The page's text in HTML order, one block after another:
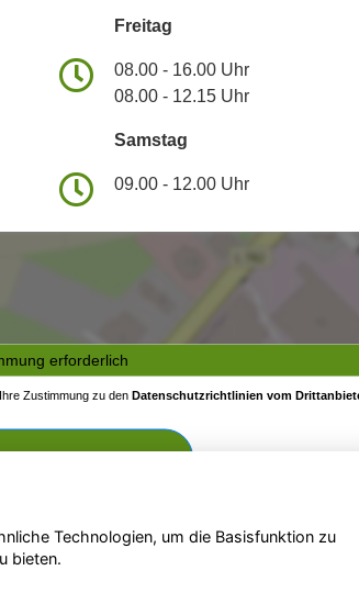
Freitag
08.00 - 16.00 Uhr
08.00 - 12.15 Uhr
Samstag
09.00 - 12.00 Uhr
erforderlich
Zustimmung zu den Datenschutzrichtlinien vom
und aktivieren
Technologien, um die Basisfunktion zu
bieten.